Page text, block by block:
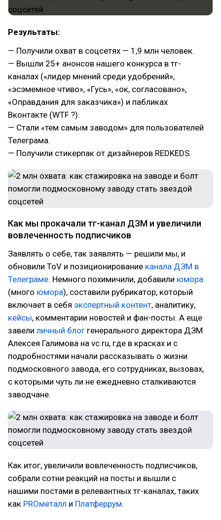
Результаты:
— Получили охват в соцсетях — 1,9 млн человек.
— Вышли 25+ анонсов нашего конкурса в тг-
каналах («лидер мнений среди удобрений»,
«эсэмемное чтиво», «Гусь», «ок, согласовано»,
«Оправдания для заказчика») и пабликах
Вконтакте (WTF ?).
— Стали «тем самым заводом» для пользователей
Телеграма.
— Получили стикерпак от дизайнеров REDKEDS.
Как мы прокачали тг-канал ДЗМ и увеличили
вовлеченность подписчиков
Заявлять о себе, так заявлять — решили мы, и
обновили ToV и позиционирование канала ДЗМ в
Телеграме. Немного похимичили, добавили юмора
(много юмора), составили рубрикатор, который
включает в себя экспертный контент, аналитику,
кейсы, комментарии новостей и фан-посты. А еще
завели личный блог генерального директора ДЗМ
Алексея Галимова на vc.ru, где в красках и с
подробностями начали рассказывать о жизни
подмосковного завода, его сотрудниках, вызовах,
с которыми чуть ли не ежедневно сталкиваются
заводчане.
Как итог, увеличили вовлеченность подписчиков,
собрали сотни реакций на посты и вышли с
нашими постами в релевантных тг-каналах, таких
как PROметалл и Платферрум.